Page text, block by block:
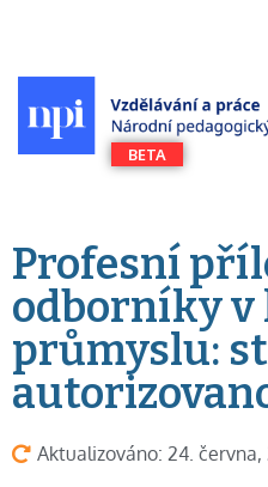
Profesní
odborníky
průmyslu:
Aktualizováno: 24. června,